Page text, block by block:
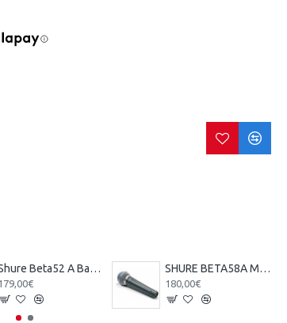
Shure Beta52 A Bass Drum Microphone SHURE BETA58A MICROPHONE
180,00€